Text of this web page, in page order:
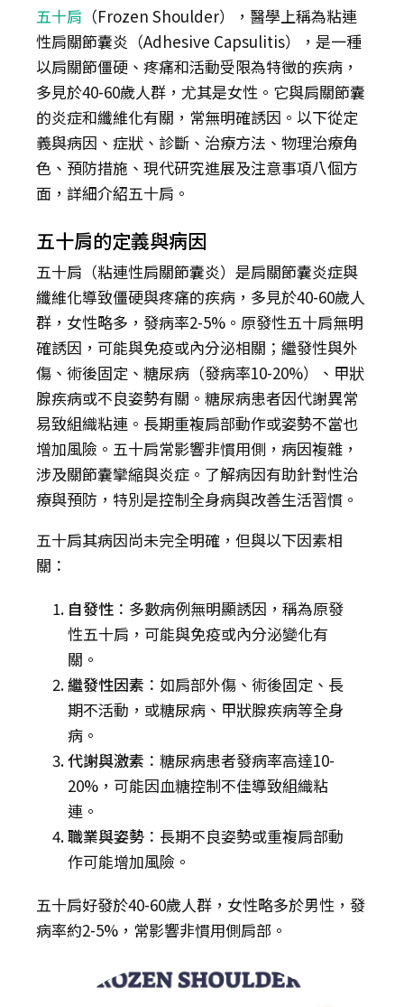
五十肩 （Frozen Shoulder），醫學上稱為粘連
性肩關節囊炎（Adhesive Capsulitis），是一種
以肩關節僵硬、疼痛和活動受限為特徵的疾病，
多見於40-60歲人群，尤其是女性。它與肩關節囊
的炎症和纖維化有關，常無明確誘因。以下從定
義與病因、症狀、診斷、治療方法、物理治療角
色、預防措施、現代研究進展及注意事項八個方
面，詳細介紹五十肩。
五十肩的定義與病因
五十肩（粘連性肩關節囊炎）是肩關節囊炎症與
纖維化導致僵硬與疼痛的疾病，多見於40-60歲人
群，女性略多，發病率2-5%。原發性五十肩無明
確誘因，可能與免疫或內分泌相關；繼發性與外
傷、術後固定、糖尿病（發病率10-20%）、甲狀
腺疾病或不良姿勢有關。糖尿病患者因代謝異常
易致組織粘連。長期重複肩部動作或姿勢不當也
增加風險。五十肩常影響非慣用側，病因複雜，
涉及關節囊攣縮與炎症。了解病因有助針對性治
療與預防，特別是控制全身病與改善生活習慣。
五十肩其病因尚未完全明確，但與以下因素相
關：
自發性 ：多數病例無明顯誘因，稱為原發
性五十肩，可能與免疫或內分泌變化有
關。
繼發性因素 ：如肩部外傷、術後固定、長
期不活動，或糖尿病、甲狀腺疾病等全身
病。
代謝與激素 ：糖尿病患者發病率高達10-
20%，可能因血糖控制不佳導致組織粘
連。
職業與姿勢 ：長期不良姿勢或重複肩部動
作可能增加風險。
五十肩好發於40-60歲人群，女性略多於男性，發
病率約2-5%，常影響非慣用側肩部。